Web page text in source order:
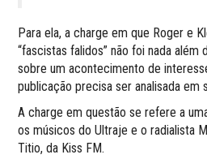
Para ela, a charge em que Roger e
“fascistas falidos” não foi nada
sobre um acontecimento de
publicação precisa ser analisada em
A charge em questão se refere a
os músicos do Ultraje e o radialista
Titio, da Kiss FM.